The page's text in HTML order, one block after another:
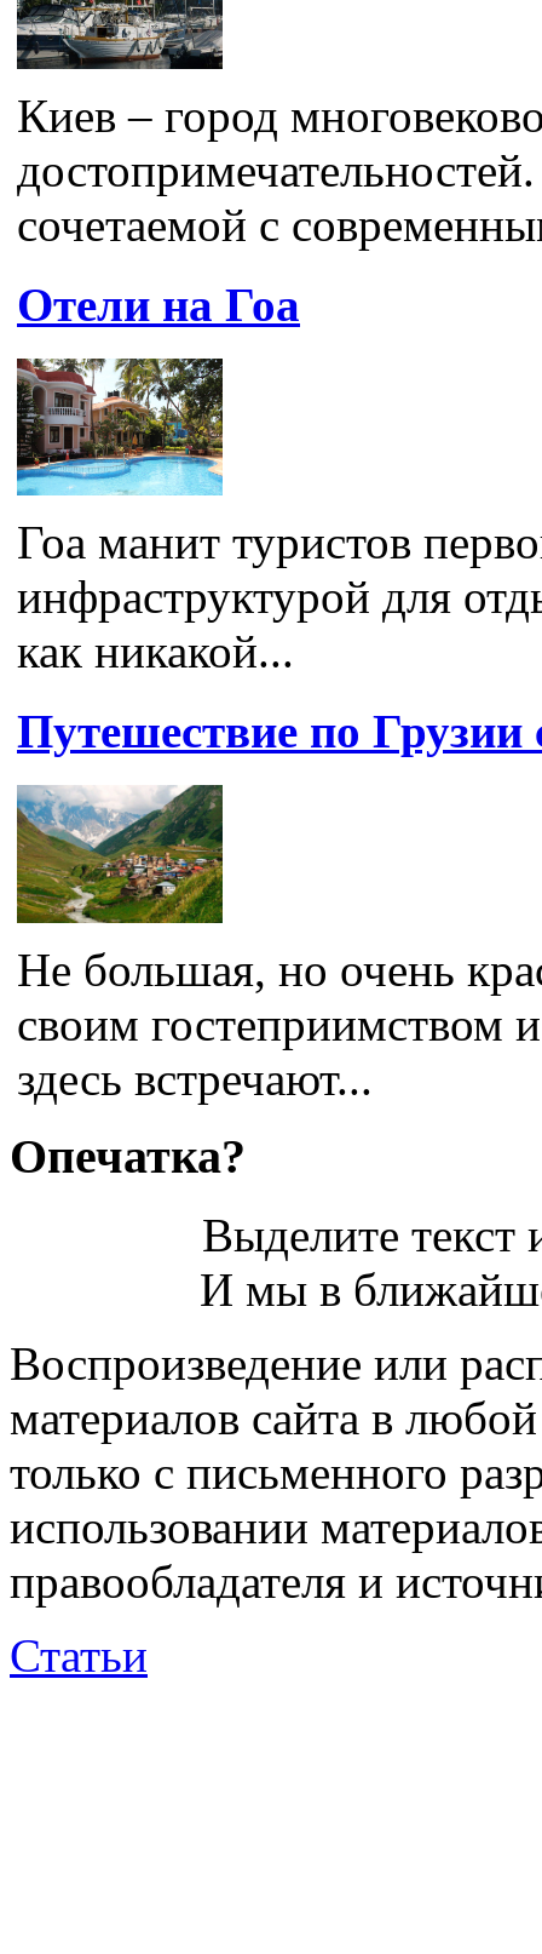
Киев – город
сочетаемой с
Отели на Гоа
Гоа манит туристов
инфраструктурой для
как никакой...
Путешествие по Грузии
Не большая, но очень
своим гостеприимством
здесь встречают...
Опечатка?
Выделите
И мы в
Воспроизведение или
материалов сайта в
только с письменного
использовании
правообладателя и
Статьи